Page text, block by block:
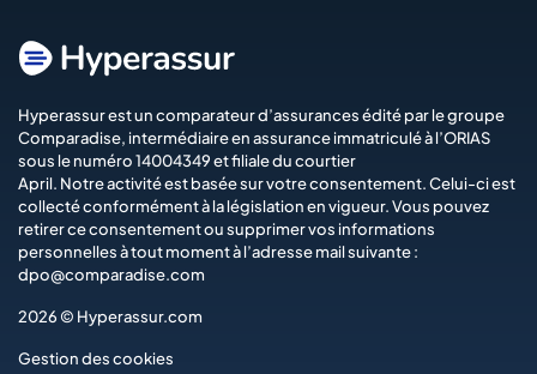
Hyperassur est un comparateur d’assurances édité par le groupe
Comparadise, intermédiaire en assurance immatriculé à l’ORIAS
sous le numéro 14004349 et filiale du courtier
April. Notre activité est basée sur votre consentement. Celui-ci est
collecté conformément à la législation en vigueur. Vous pouvez
retirer ce consentement ou supprimer vos informations
personnelles à tout moment à l’adresse mail suivante :
dpo@comparadise.com
2026 © Hyperassur.com
Gestion des cookies